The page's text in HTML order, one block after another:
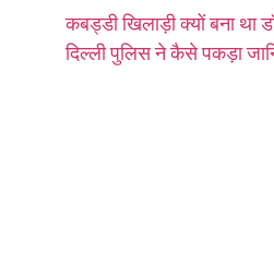
कबड्डी खिलाड़ी क्यों बना था
दिल्ली पुलिस ने कैसे पकड़ा